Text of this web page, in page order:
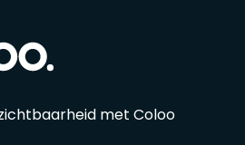
met Coloo